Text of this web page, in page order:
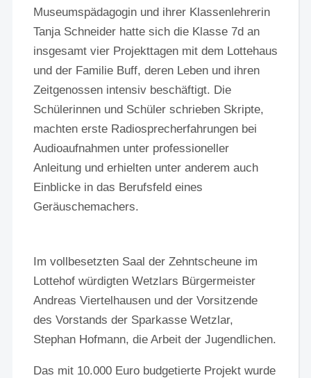
Museumspädagogin und ihrer Klassenlehrerin
Tanja Schneider hatte sich die Klasse 7d an
insgesamt vier Projekttagen mit dem Lottehaus
und der Familie Buff, deren Leben und ihren
Zeitgenossen intensiv beschäftigt. Die
Schülerinnen und Schüler schrieben Skripte,
machten erste Radiosprecherfahrungen bei
Audioaufnahmen unter professioneller
Anleitung und erhielten unter anderem auch
Einblicke in das Berufsfeld eines
Geräuschemachers.
Im vollbesetzten Saal der Zehntscheune im
Lottehof würdigten Wetzlars Bürgermeister
Andreas Viertelhausen und der Vorsitzende
des Vorstands der Sparkasse Wetzlar,
Stephan Hofmann, die Arbeit der Jugendlichen.
Das mit 10.000 Euro budgetierte Projekt wurde